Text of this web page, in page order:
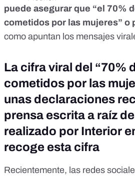
puede asegurar que “el 70%
cometidos por las mujeres” o
como apuntan los mensajes
La cifra viral del “70%
cometidos por las
unas declaraciones
prensa escrita a raíz
realizado por Interior
recoge esta cifra
Recientemente, las redes